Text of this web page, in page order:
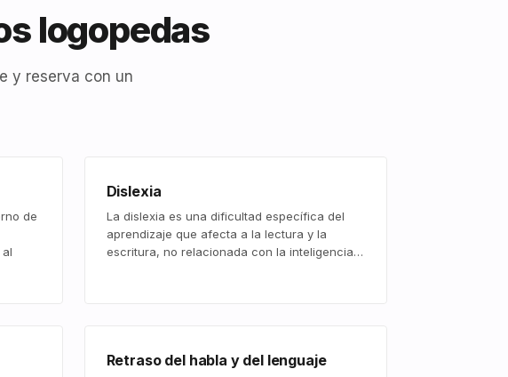
logopedas
y reserva con un
de
Dislexia
La dislexia es una dificultad específica del
aprendizaje que afecta a la lectura y la
escritura, no relacionada con la inteligencia…
Retraso del habla y del lenguaje